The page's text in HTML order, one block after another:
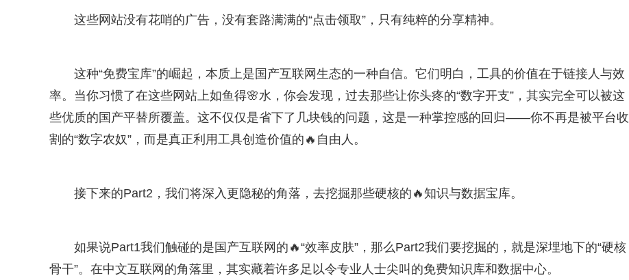
这些网站没有花哨的广告，没有套路满满的“点击领取”，只有纯粹的分享精神。
这种“免费宝库”的崛起，本质上是国产互联网生态的一种自信。它们明白，工具的价值在于链接人与效
率。当你习惯了在这些网站上如鱼得🌸水，你会发现，过去那些让你头疼的“数字开支”，其实完全可以被这
些优质的国产平替所覆盖。这不仅仅是省下了几块钱的问题，这是一种掌控感的回归——你不再是被平台收
割的“数字农奴”，而是真正利用工具创造价值的🔥自由人。
接下来的Part2，我们将深入更隐秘的角落，去挖掘那些硬核的🔥知识与数据宝库。
如果说Part1我们触碰的是国产互联网的🔥“效率皮肤”，那么Part2我们要挖掘的，就是深埋地下的“硬核
骨干”。在中文互联网的角落里，其实藏着许多足以令专业人士尖叫的免费知识库和数据中心。